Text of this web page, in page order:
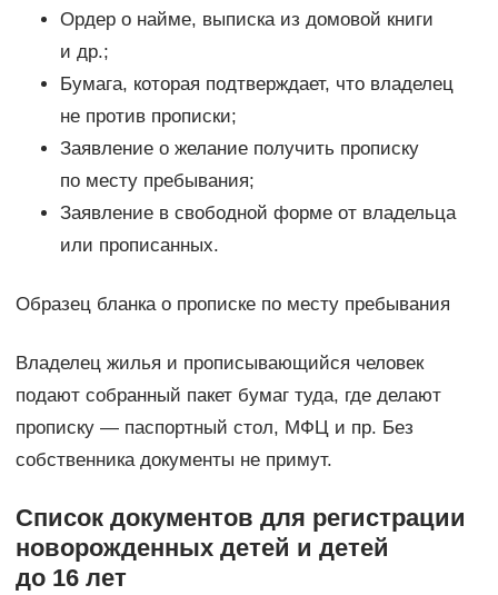
Ордер о найме, выписка из домовой книги
и др.;
Бумага, которая подтверждает, что владелец
не против прописки;
Заявление о желание получить прописку
по месту пребывания;
Заявление в свободной форме от владельца
или прописанных.
Образец бланка о прописке по месту пребывания
Владелец жилья и прописывающийся человек
подают собранный пакет бумаг туда, где делают
прописку — паспортный стол, МФЦ и пр. Без
собственника документы не примут.
Список документов для регистрации
новорожденных детей и детей
до 16 лет